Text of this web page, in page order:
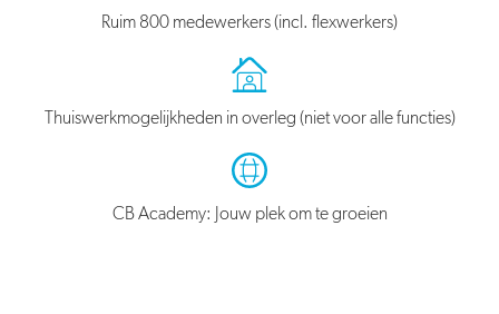
Ruim 800 medewerkers (incl. flexwerkers)
Thuiswerkmogelijkheden in overleg (niet voor alle functies)
CB Academy: Jouw plek om te groeien